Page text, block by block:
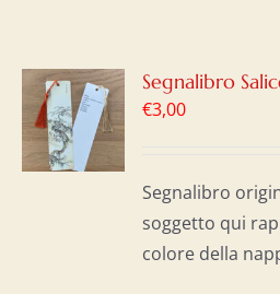
Segnalibro
€3,00
Segnalibro
soggetto qui
colore della